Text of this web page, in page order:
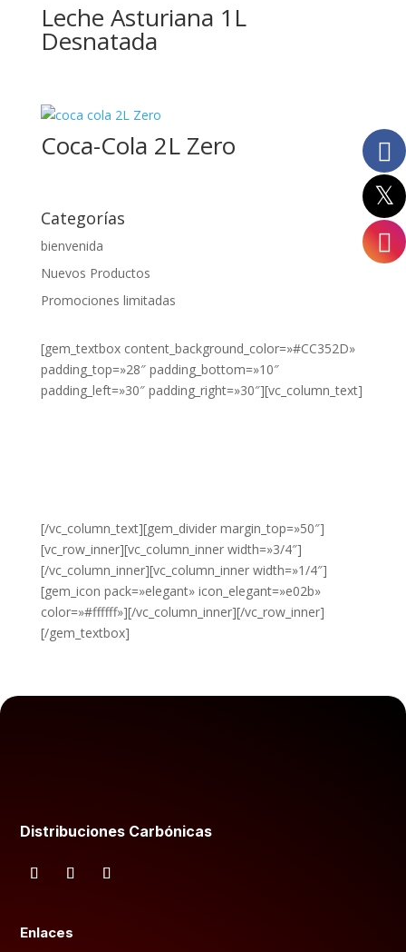
Leche Asturiana 1L
Desnatada
Coca-Cola 2L Zero
Categorías
bienvenida
Nuevos Productos
Promociones limitadas
[gem_textbox content_background_color=»#CC352D»
padding_top=»28″ padding_bottom=»10″
padding_left=»30″ padding_right=»30″][vc_column_text]
[/vc_column_text][gem_divider margin_top=»50″]
[vc_row_inner][vc_column_inner width=»3/4″]
[/vc_column_inner][vc_column_inner width=»1/4″]
[gem_icon pack=»elegant» icon_elegant=»e02b»
color=»#ffffff»][/vc_column_inner][/vc_row_inner]
[/gem_textbox]
Distribuciones Carbónicas
Enlaces